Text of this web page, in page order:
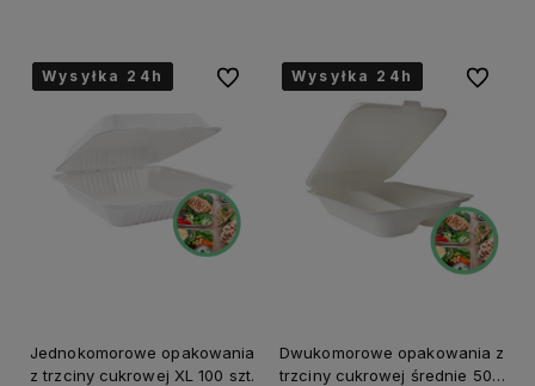
Wysyłka 24h
Wysyłka 24h
Wysyłka 24h
Wysyłka 24h
Jednokomorowe opakowania
z trzciny cukrowej XL 100 szt.
Do ulubionychWysyłka 24h
Wysyłka 24h
Wysyłka 24h
Wysyłka 24h
Dwukomorowe opakowania z
trzciny cukrowej średnie 50
Do